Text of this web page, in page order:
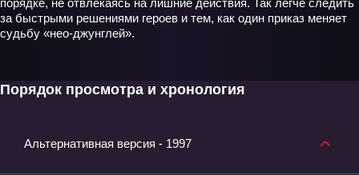
порядке, не отвлекаясь на лишние действия. Так легче следить
за быстрыми решениями героев и тем, как один приказ меняет
судьбу «нео‑джунглей».
Порядок просмотра и хронология
Альтернативная версия - 1997